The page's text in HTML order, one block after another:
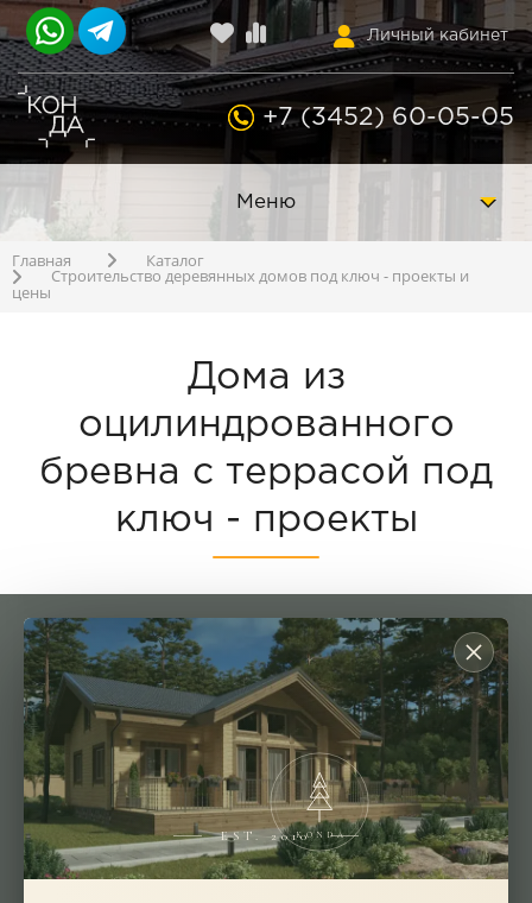
Личный кабинет
+7 (3452) 60-05-05
Меню
Главная Каталог
Строительство деревянных домов под ключ - проекты и
цены
Дома из
оцилиндрованного
бревна с террасой под
ключ - проекты
KONDA
EST. 2010
Подбор параметров
Площадь
Цена млн
Этажность